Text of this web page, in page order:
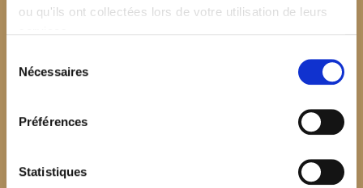
ou qu'ils ont collectées lors de votre utilisation de leurs
Nécessaires
Préférences
Statistiques